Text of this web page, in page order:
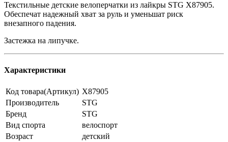
Текстильные детские велоперчатки из лайкры STG Х87905.
Обеспечат надежный хват за руль и уменьшат риск
внезапного падения.
Застежка на липучке.
Характеристики
Код товара(Артикул) X87905
Производитель
STG
Бренд
STG
Вид спорта
велоспорт
Возраст
детский